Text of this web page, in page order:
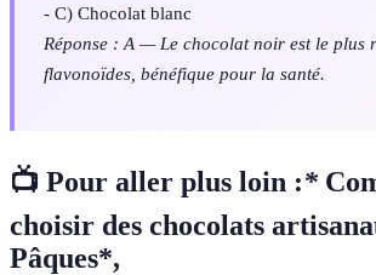
- C) Chocolat blanc
Réponse : A — Le chocolat noir est le plus
flavonoïdes, bénéfique pour la santé.
📺 Pour aller plus loin :*
choisir des chocolats
Pâques*,